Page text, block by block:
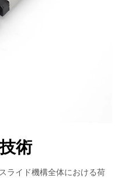
術
ライド機構全体における荷